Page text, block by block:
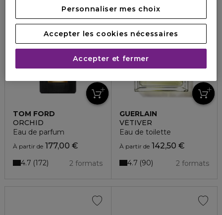
TOM FORD
ORCHID
Eau de parfum
À partir de 177,00 €
2 formats
4.7 172
GUERLAIN
VÉTIVER
Eau de toilette
À partir de142,50 €
2 formats
4.7 90
Personnaliser mes choix
Accepter les cookies nécessaires
Accepter et fermer